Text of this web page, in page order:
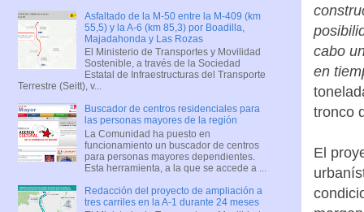
cabo
en
tronco
El
Asfaltado de la M-50 entre la M-409 (km
55,5) y la A-6 (km 85,3) por Boadilla,
Majadahonda y Las Rozas
El Ministerio de Transportes y Movilidad
Sostenible, a través de la Sociedad
Estatal de Infraestructuras del Transporte
Terrestre (Seitt), v...
Buscador de centros residenciales para
las personas mayores de la región
La Comunidad ha puesto en
funcionamiento un buscador de centros
para personas mayores dependientes.
Esta herramienta, a la que se accede a ...
Redacción del proyecto de ampliación a
tres carriles en la A-1 durante 24 meses